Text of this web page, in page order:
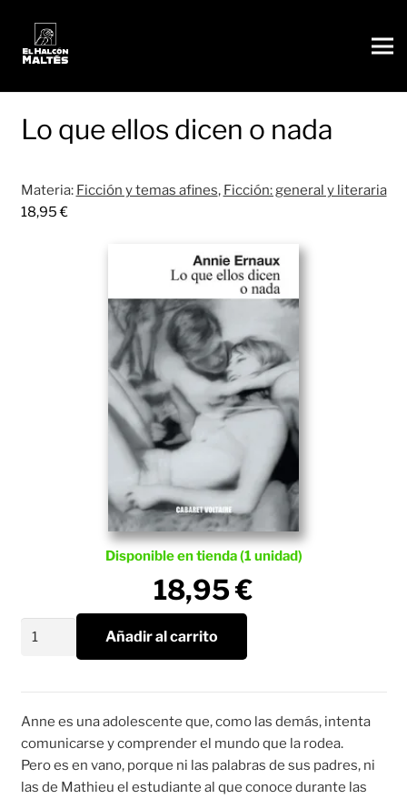
Lo que ellos dicen o nada
Materia: Ficción y temas afines, Ficción: general y literaria
18,95€
Disponible en tienda (1 unidad)
18,95€
o
cantidad
Añadir al carrito
Anne es una adolescente que, como las demás, intenta
comunicarse y comprender el mundo que la rodea.
Pero es en vano, porque ni las palabras de sus padres, ni
las de Mathieu el estudiante al que conoce durante las